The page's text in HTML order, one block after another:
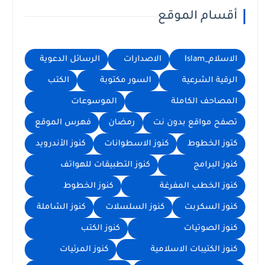
الموقع
الاصدارات الرسائل الدعوية
الشرعية السور مكتوبة الكتب
الكاملة الموسوعات
مواقع بدون نت رمضان فهرس الموقع
الخطوط كنوز الاسطوانات كنوز الأندرويد
البرامج كنوز التطبيقات للهواتف
الخطب المفرغة كنوز الخطوط
السكربت كنوز السلسلات كنوز الشاملة
الصوتيات كنوز الكتب
الكتيبات الاسلامية كنوز المرئيات